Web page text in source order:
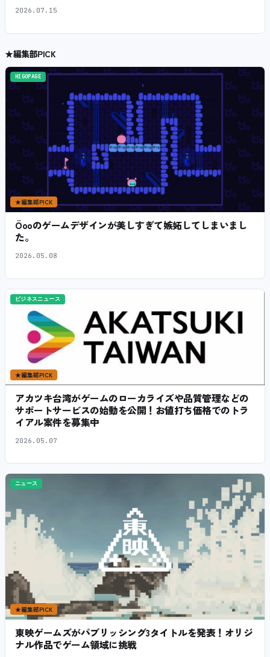
2026.07.15
★編集部PICK
HIGOPAGE
★編集部PICK
Öooのゲームデザインが美しすぎて嫉妬してしまいまし
た。
2026.05.08
ビジネスニュース
★編集部PICK
アカツキ台湾がゲームのローカライズや品質管理などの
サポートサービスの始動を公開！お値打ち価格でのトラ
イアル案件を募集中
2026.05.07
ニュース
★編集部PICK
東映ゲームズがパブリッシング3タイトルを発表！オリジ
ナル作品でゲーム領域に挑戦